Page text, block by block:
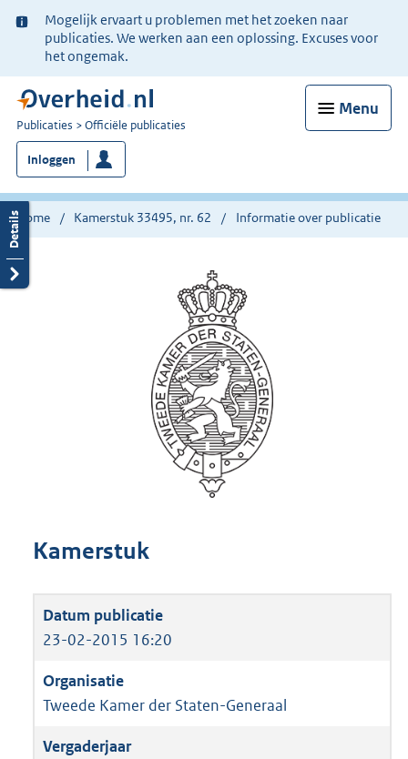
Ter
informatie:
Mogelijk ervaart u problemen met het zoeken naar
publicaties. We werken aan een oplossing. Excuses voor
het ongemak.
Menu
U
bent
nu
hier:
Publicaties Officiële publicaties
Inloggen
Home Kamerstuk 33495, nr. 62 Informatie over publicatie
Kamerstuk
23-02-2015 16:20
Tweede Kamer der Staten-Generaal